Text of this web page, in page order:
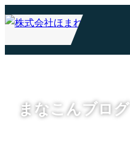
まなこんブログ